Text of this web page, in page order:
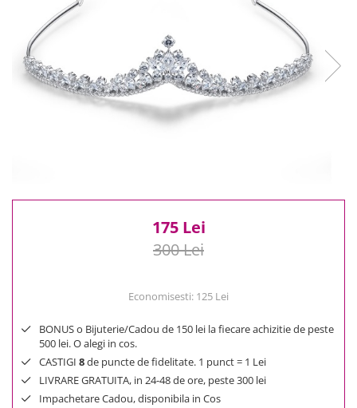
Bijuterii Copii
Bijuterii Mirese
Selectii
Reduceri
Cele mai noi
0 Lei - 100 Lei
175 Lei
300 Lei
Economisesti: 125 Lei
BONUS o Bijuterie/Cadou de 150 lei la fiecare achizitie de peste
500 lei. O alegi in cos.
CASTIGI 8de puncte de fidelitate. 1 punct = 1 Lei
LIVRARE GRATUITA, in 24-48 de ore, peste 300 lei
Impachetare Cadou, disponibila in Cos